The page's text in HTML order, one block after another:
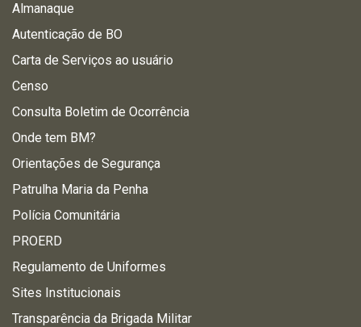
Almanaque
Autenticação de BO
Carta de Serviços ao usuário
Censo
Consulta Boletim de Ocorrência
Onde tem BM?
Orientações de Segurança
Patrulha Maria da Penha
Polícia Comunitária
PROERD
Regulamento de Uniformes
Sites Institucionais
Transparência da Brigada Militar